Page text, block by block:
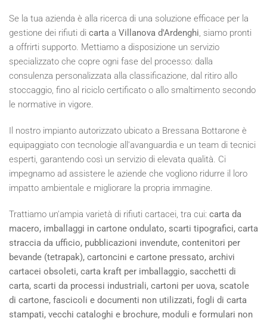
Se la tua azienda è alla ricerca di una soluzione efficace per la
gestione dei rifiuti di carta a Villanova d'Ardenghi, siamo pronti
a offrirti supporto. Mettiamo a disposizione un servizio
specializzato che copre ogni fase del processo: dalla
consulenza personalizzata alla classificazione, dal ritiro allo
stoccaggio, fino al riciclo certificato o allo smaltimento secondo
le normative in vigore.
Il nostro impianto autorizzato ubicato a Bressana Bottarone è
equipaggiato con tecnologie all'avanguardia e un team di tecnici
esperti, garantendo così un servizio di elevata qualità. Ci
impegnamo ad assistere le aziende che vogliono ridurre il loro
impatto ambientale e migliorare la propria immagine.
Trattiamo un'ampia varietà di rifiuti cartacei, tra cui: carta da
macero, imballaggi in cartone ondulato, scarti tipografici, carta
straccia da ufficio, pubblicazioni invendute, contenitori per
bevande (tetrapak), cartoncini e cartone pressato, archivi
cartacei obsoleti, carta kraft per imballaggio, sacchetti di
carta, scarti da processi industriali, cartoni per uova, scatole
di cartone, fascicoli e documenti non utilizzati, fogli di carta
stampati, vecchi cataloghi e brochure, moduli e formulari non